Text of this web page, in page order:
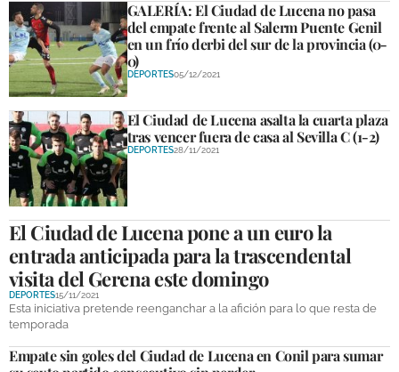
GALERÍA: El Ciudad de Lucena no pasa
del empate frente al Salerm Puente Genil
en un frío derbi del sur de la provincia (0-
0)
DEPORTES05/12/2021
El Ciudad de Lucena asalta la cuarta plaza
tras vencer fuera de casa al Sevilla C (1-2)
DEPORTES28/11/2021
El Ciudad de Lucena pone a un euro la
entrada anticipada para la trascendental
visita del Gerena este domingo
DEPORTES15/11/2021
Esta iniciativa pretende reenganchar a la afición para lo que resta de
temporada
Empate sin goles del Ciudad de Lucena en Conil para sumar